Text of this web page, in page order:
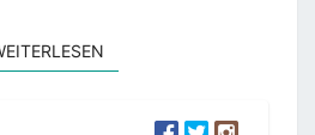
WEITERLESEN